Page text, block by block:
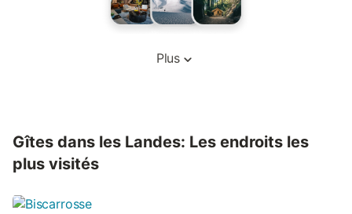
Plus
Gîtes dans les Landes: Les endroits les
plus visités